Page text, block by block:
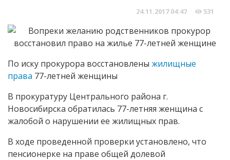
24.11.2017 04:47 531
По иску прокурора восстановлены жилищные
права 77-летней женщины
В прокуратуру Центрального района г.
Новосибирска обратилась 77-летняя женщина с
жалобой о нарушении ее жилищных прав.
В ходе проведенной проверки установлено, что
пенсионерке на праве общей долевой